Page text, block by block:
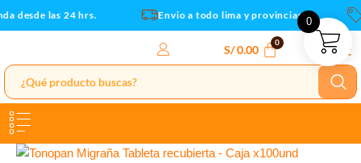
al
desde las 24 hrs. Envio a todo lima y provincias
S/0.00
0